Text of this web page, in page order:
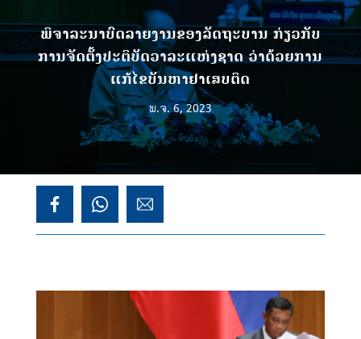
ພິຈາລະນາບົດລາຍງານຂອງລັດຖະບານ ກ່ຽວກັບ
ການຈັດຕັ້ງປະຕິບັດວາລະແຫ່ງຊາດ ວ່າດ້ວຍການ
ແກ້ໄຂບັນຫາຢາເສບຕິດ
ພ.ຈ. 6, 2023